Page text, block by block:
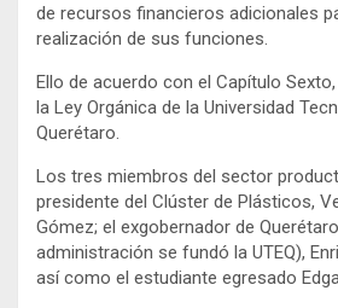
de recursos financieros adicionales
realización de sus funciones.
Ello de acuerdo con el Capítulo
la Ley Orgánica de la Universidad
Querétaro.
Los tres miembros del sector
presidente del Clúster de Plásticos,
Gómez; el exgobernador de
administración se fundó la UTEQ),
así como el estudiante egresado